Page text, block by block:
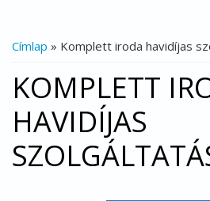
JELENLEGI HELY
Címlap » Komplett iroda havidíjas
KOMPLETT
HAVIDÍJAS